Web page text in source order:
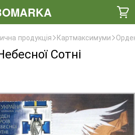
продукція Картмаксимуми
Сотні